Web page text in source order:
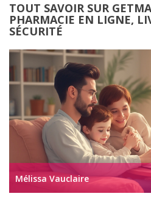
TOUT SAVOIR SUR
PHARMACIE EN LIGNE,
SÉCURITÉ
Mélissa Vauclaire